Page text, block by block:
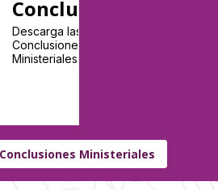
Conclusiones
Descarga las
Conclusiones
Ministeriales
Ministeriales